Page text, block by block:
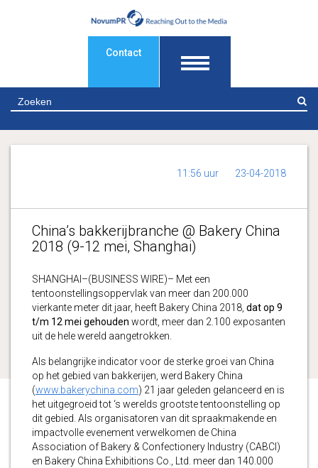
Contact
11:56 uur 23-04-2018
China’s bakkerijbranche @ Bakery China
2018 (9-12 mei, Shanghai)
SHANGHAI–(BUSINESS WIRE)– Met een
tentoonstellingsoppervlak van meer dan 200.000
vierkante meter dit jaar, heeft Bakery China 2018, dat op 9
t/m 12 mei gehouden wordt, meer dan 2.100 exposanten
uit de hele wereld aangetrokken.
Als belangrijke indicator voor de sterke groei van China
op het gebied van bakkerijen, werd Bakery China
(www.bakerychina.com) 21 jaar geleden gelanceerd en is
het uitgegroeid tot ‘s werelds grootste tentoonstelling op
dit gebied. Als organisatoren van dit spraakmakende en
impactvolle evenement verwelkomen de China
Association of Bakery & Confectionery Industry (CABCI)
en Bakery China Exhibitions Co., Ltd. meer dan 140.000